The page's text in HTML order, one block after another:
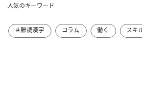
人気のキーワード
＃難読漢字 コラム 働く スキ